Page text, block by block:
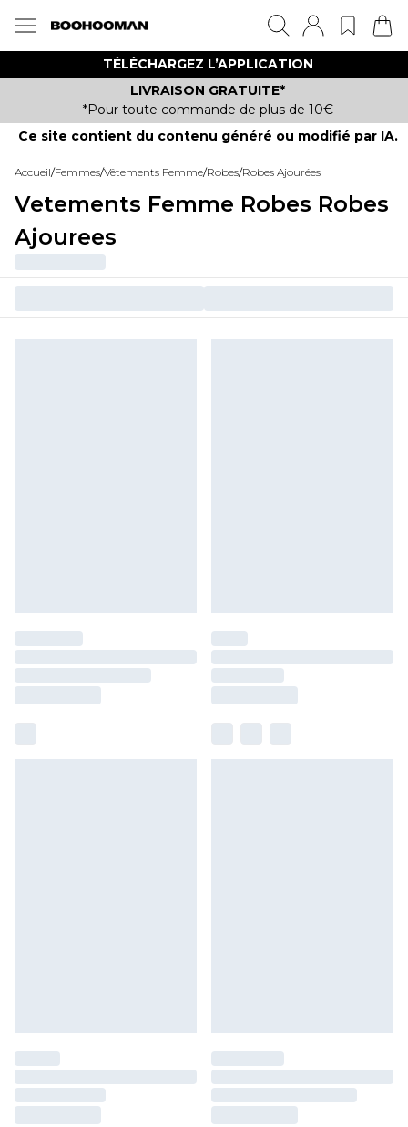
TÉLÉCHARGEZ L’APPLICATION
LIVRAISON GRATUITE*
*Pour toute commande de plus de 10€
Ce site contient du contenu généré ou modifié par IA.
Accueil/Femmes/Vêtements Femme/Robes/Robes Ajourées
Vetements Femme Robes Robes
Ajourees